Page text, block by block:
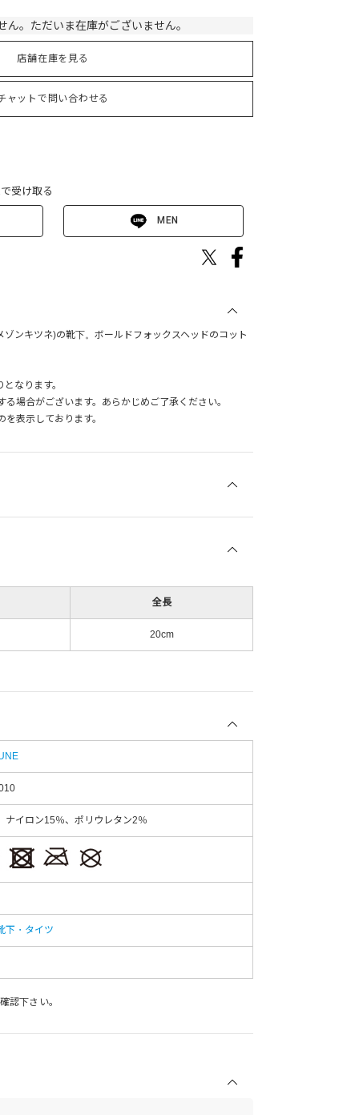
ん。ただいま在庫がございません。
店舗在庫を見る
ャットで問い合わせる
受け取る
MEN
ゾンキツネ)の靴下。ボールドフォックスヘッドのコット
なります。
場合がございます。あらかじめご了承ください。
表示しております。
全長
20cm
ナイロン15％、ポリウレタン2％
下・タイツ
認下さい。